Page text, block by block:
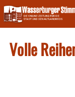
Skip
to
content
Volle